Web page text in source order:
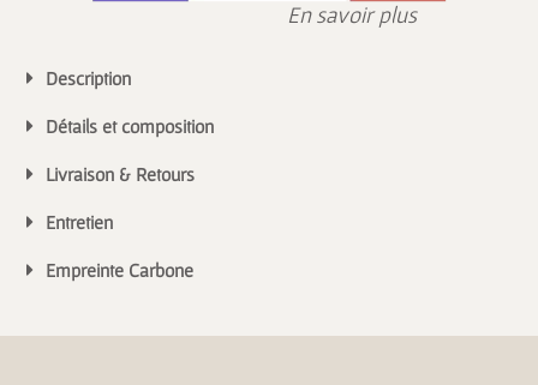
En savoir plus
Description
Détails et composition
Livraison & Retours
Entretien
Empreinte Carbone